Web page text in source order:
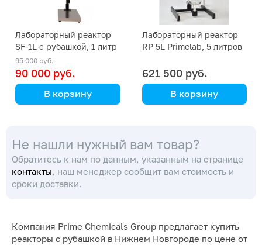
Лабораторный реактор
SF-1L с рубашкой, 1 литр
95 000 руб.
90 000 руб.
В корзину
Лабораторный реактор
RP 5L Primelab, 5 литров
621 500 руб.
В корзину
масштабирования в
лаборатории и
производстве
Не нашли нужный вам товар?
Обратитесь к нам по данным, указанным на странице
контакты, наш менеджер сообщит вам стоимость и
сроки доставки.
Компания Prime Chemicals Group предлагает купить
реакторы с рубашкой в Нижнем Новгороде по цене от